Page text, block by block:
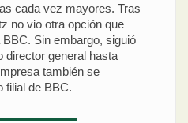
cada vez mayores. Tras
no vio otra opción que
Sin embargo, siguió
director general hasta
también se
filial de BBC.